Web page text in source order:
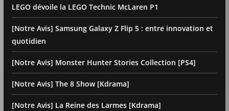
LEGO dévoile la LEGO Technic McLaren P1
[Notre Avis] Samsung Galaxy Z Flip 5 : entre innovation et
quotidien
[Notre Avis] Monster Hunter Stories Collection [PS4]
[Notre Avis] The 8 Show [Kdrama]
[Notre Avis] La Reine des Larmes [Kdrama]